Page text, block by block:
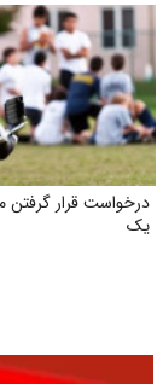
درخواست قرار گرفتن
یک